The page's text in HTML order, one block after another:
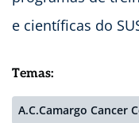
e científicas do
Temas:
A.C.Camargo Cancer